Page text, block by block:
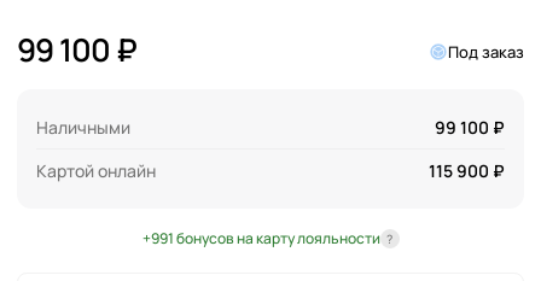
99 100 ₽ Под заказ
Наличными
99 100 ₽
Картой онлайн
115 900 ₽
+991 бонусов на карту лояльности ?